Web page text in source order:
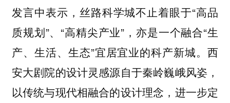
发言中表示，丝路科学城不止着眼于“高品
质规划”、“高精尖产业”，亦是一个融合“生
产、生活、生态”宜居宜业的科产新城。西
安大剧院的设计灵感源自于秦岭巍峨风姿，
以传统与现代相融合的设计理念，进一步定